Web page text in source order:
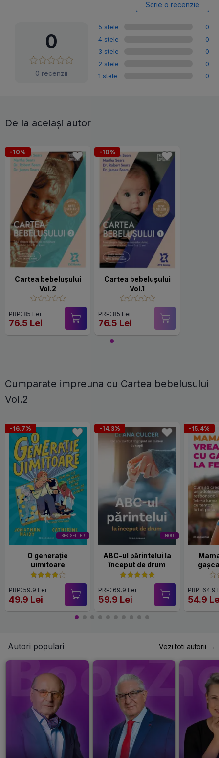
Scrie o recenzie
0
0 recenzii
5 stele
0
4 stele
0
3 stele
0
2 stele
0
1 stele
0
De la același autor
-10%
Cartea bebelușului
Vol.2
PRP: 85 Lei
76.5 Lei
-10%
Cartea bebelușului
Vol.1
PRP: 85 Lei
76.5 Lei
Cumparate impreuna cu Cartea bebelusului
Vol.2
BESTSELLER
-16.7%
O generație
uimitoare
PRP: 59.9 Lei
49.9 Lei
NOU
-14.3%
ABC-ul părintelui la
început de drum
PRP: 69.9 Lei
59.9 Lei
-15.4%
PRP: 64.9
54.9
Autori populari Vezi toti autorii →